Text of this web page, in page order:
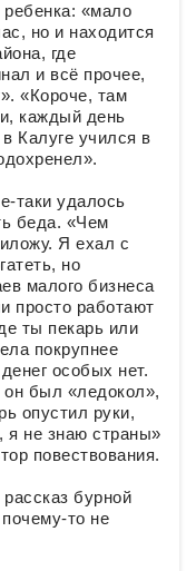
«мало
но и находится
где
и всё прочее,
«Короче, там
каждый день
Калуге учился в
таки удалось
беда. «Чем
Я ехал с
но
малого бизнеса
просто работают
ты пекарь или
покрупнее
особых нет.
был «ледокол»,
опустил руки,
я не знаю страны»
повествования.
бурной
то не